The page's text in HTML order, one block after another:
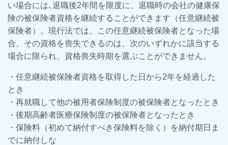
い場合には､退職後2年間を限度に、退職時の会社の健康保
険の被保険者資格を継続することができます（任意継続被
保険者）。現行法では、この任意継続被保険者となった場
合、その資格を喪失できるのは、次のいずれかに該当する
場合に限られ、資格喪失時期を選ぶことができません。
・任意継続被保険者資格を取得した日から2年を経過した
とき
・再就職して他の被用者保険制度の被保険者となったとき
・後期高齢者医療保険制度の被保険者となったとき
・保険料（初めて納付すべき保険料を除く）を納付期日ま
でに納付しな